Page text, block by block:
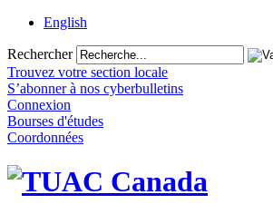
English
Rechercher
Trouvez votre section locale
S’abonner à nos cyberbulletins
Connexion
Bourses d'études
Coordonnées